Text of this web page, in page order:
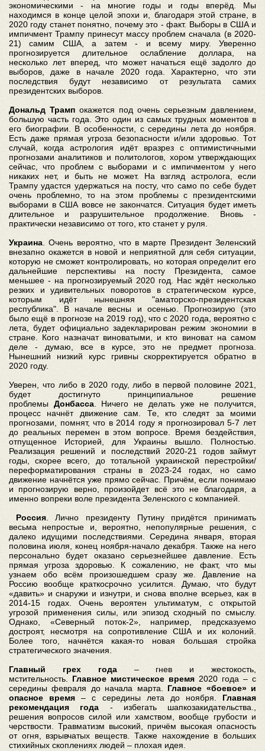
экономическими - на многие годы и годы вперёд. Мы
находимся в конце целой эпохи и, благодаря этой стране, в
2020 году станет понятно, почему это - факт. Выборы в США и
импичмент Трампу принесут массу проблем сначала (в 2020-
21) самим США, а затем - и всему миру. Уверенно
прогнозируется длительное ослабление доллара, на
несколько лет вперед, что может начаться ещё задолго до
выборов, даже в начале 2020 года. Характерно, что эти
последствия будут независимо от результата самих
президентских выборов.
Дональд Трамп окажется под очень серьезным давлением,
большую часть года. Это один из самых трудных моментов в
его биографии. В особенности, с середины лета до ноября.
Есть даже прямая угроза безопасности и/или здоровью. Тот
случай, когда астрология идёт вразрез с оптимистичными
прогнозами аналитиков и политологов, хором утверждающих
сейчас, что проблем с выборами и с импичментом у него
никаких нет, и быть не может. На взгляд астролога, если
Трампу удастся удержаться на посту, что само по себе будет
очень проблемно, то на этом проблемы с президентскими
выборами в США вовсе не закончатся. Ситуация будет иметь
длительное и разрушительное продолжение. Вновь -
практически независимо от того, кто станет у руля.
Украина . Очень вероятно, что в марте Президент Зеленский
внезапно окажется в новой и неприятной для себя ситуации,
которую не сможет контролировать, но которая определит его
дальнейшие перспективы на посту Президента, самое
меньшее - на прогнозируемый 2020 год. Нас ждёт несколько
резких и удивительных поворотов в стратегическом курсе,
которым идёт нынешняя "аматорско-президентская
республика". В начале весны и осенью. Прогнозирую (это
было ещё в прогнозе на 2019 год), что с 2020 года, вероятно с
лета, будет официально задекларирован режим экономии в
стране. Кого назначат виноватыми, и кто виноват на самом
деле - думаю, все в курсе, это не предмет прогноза.
Нынешний низкий курс гривны скорректируется обратно в
2020 году.
Уверен, что либо в 2020 году, либо в первой половине 2021,
будет достигнуто принципиальное решение
проблемы Донбасса. Ничего не делать уже не получится,
процесс начнёт движение сам. Те, кто следят за моими
прогнозами, помнят, что в 2014 году я прогнозировал 5-7 лет
до реальных перемен в этом вопросе. Время бездействия,
отпущенное Историей, для Украины вышло. Полностью.
Реализация решений и последствий 2020-21 годов займут
годы, скорее всего, до тотальной украинской перестройки/
переформатирования страны в 2023-24 годах, но само
движение начнётся уже прямо сейчас. Причём, если понимаю
и прогнозирую верно, произойдет всё это не благодаря, а
именно вопреки воле президента Зеленского с компанией.
Россия. Лично президенту Путину придётся принимать
весьма непростые и, вероятно, непопулярные решения, с
далеко идущими последствиями. Середина января, вторая
половина июля, конец ноября-начало декабря. Также на него
персонально будет оказано серьезнейшее давление. Есть
прямая угроза здоровью. К сожалению, не факт, что мы
узнаем обо всём произошедшем сразу же. Давление на
Россию вообще краткосрочно усилится. Думаю, что будут
«давить» и снаружи и изнутри, и снова вполне всерьез, как в
2014-15 годах. Очень вероятен ультиматум, с открытой
угрозой применения силы, или эпизод сходный по смыслу.
Однако, «Северный поток-2», например, предсказуемо
достроят, несмотря на сопротивление США и их колоний.
Более того, начнётся какая-то новая большая стройка
стратегического значения.
Главный грех года– гнев и жестокость,
мстительность. Главное мистическое время 2020 года – с
середины февраля до начала марта.Главное «боевое» и
опасное время – с середины лета до ноября. Главная
рекомендация года - избегать шапкозакидательства.,
решения вопросов силой или хамством, вообще грубости и
черствости. Травматизм высокий, причём высокая опасность
от огня, взрывчатых веществ. Также нахождение в больших
стихийных скоплениях людей – плохая идея.